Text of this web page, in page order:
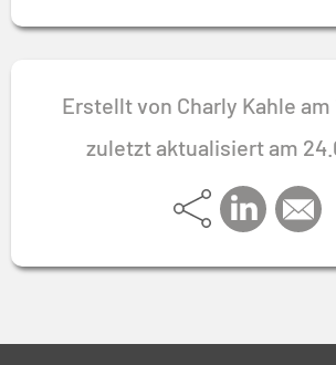
Erstellt von Charly Kahle am
zuletzt aktualisiert am